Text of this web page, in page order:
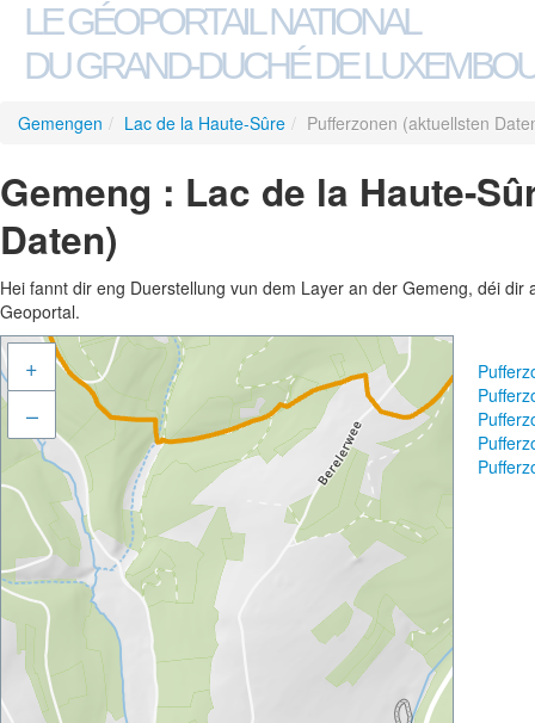
LE GÉOPORTAIL NATIONAL
DU GRAND-DUCHÉ DE
Gemengen / Lac de la Haute-Sûre / Pufferzonen (aktuellsten
Gemeng : Lac de la Haute-
Daten)
Hei fannt dir eng Duerstellung vun dem Layer an der Gemeng, déi
Geoportal.
+
–